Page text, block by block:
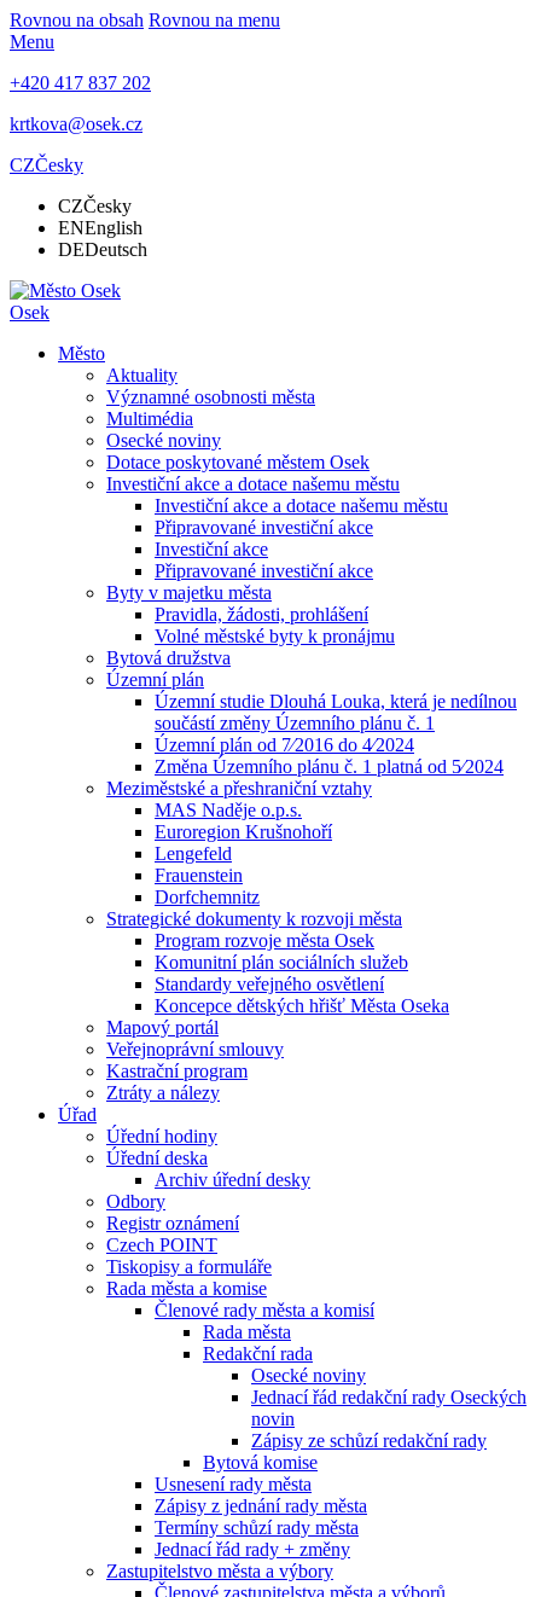
Rovnou na obsah Rovnou na menu
Menu
+420 417 837 202
krtkova@osek.cz
CZČesky
CZČesky
ENEnglish
DEDeutsch
Osek
Město
Aktuality
Významné osobnosti města
Multimédia
Osecké noviny
Dotace poskytované městem Osek
Investiční akce a dotace našemu městu
Investiční akce a dotace našemu městu
Připravované investiční akce
Investiční akce
Připravované investiční akce
Byty v majetku města
Pravidla, žádosti, prohlášení
Volné městské byty k pronájmu
Bytová družstva
Územní plán
Územní studie Dlouhá Louka, která je nedílnou
součástí změny Územního plánu č. 1
Územní plán od 7⁄2016 do 4⁄2024
Změna Územního plánu č. 1 platná od 5⁄2024
Meziměstské a přeshraniční vztahy
MAS Naděje o.p.s.
Euroregion Krušnohoří
Lengefeld
Frauenstein
Dorfchemnitz
Strategické dokumenty k rozvoji města
Program rozvoje města Osek
Komunitní plán sociálních služeb
Standardy veřejného osvětlení
Koncepce dětských hřišť Města Oseka
Mapový portál
Veřejnoprávní smlouvy
Kastrační program
Ztráty a nálezy
Úřad
Úřední hodiny
Úřední deska
Archiv úřední desky
Odbory
Registr oznámení
Czech POINT
Tiskopisy a formuláře
Rada města a komise
Členové rady města a komisí
Rada města
Redakční rada
Osecké noviny
Jednací řád redakční rady Oseckých
novin
Zápisy ze schůzí redakční rady
Bytová komise
Usnesení rady města
Zápisy z jednání rady města
Termíny schůzí rady města
Jednací řád rady + změny
Zastupitelstvo města a výbory
Členové zastupitelstva města a výborů